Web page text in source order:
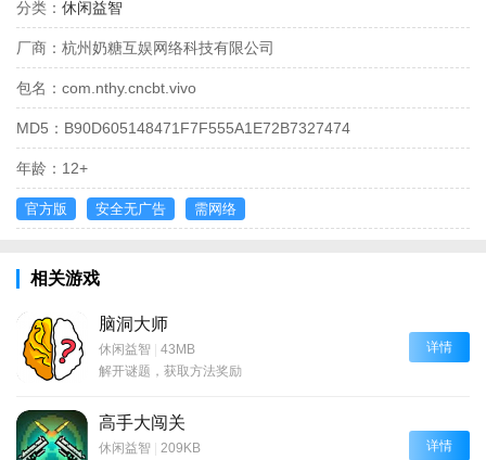
分类： 休闲益智
厂商： 杭州奶糖互娱网络科技有限公司
包名： com.nthy.cncbt.vivo
MD5： B90D605148471F7F555A1E72B7327474
年龄： 12+
官方版 安全无广告 需网络
相关游戏
脑洞大师
休闲益智 | 43MB
解开谜题，获取方法奖励
详情
高手大闯关
休闲益智 | 209KB
详情